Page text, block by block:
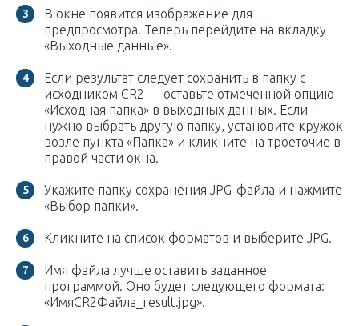
В окне появится изображение для
предпросмотра. Теперь перейдите на вкладку
«Выходные данные».
Если результат следует сохранить в папку с
исходником CR2 — оставьте отмеченной опцию
«Исходная папка» в выходных данных. Если
нужно выбрать другую папку, установите кружок
возле пункта «Папка» и кликните на троеточие в
правой части окна.
Укажите папку сохранения JPG-файла и нажмите
«Выбор папки».
Кликните на список форматов и выберите JPG.
Имя файла лучше оставить заданное
программой. Оно будет следующего формата:
«ИмяCR2Файла_result.jpg».